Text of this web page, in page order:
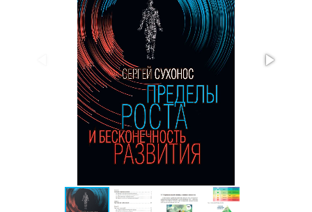
непознанное
Философия
Религия